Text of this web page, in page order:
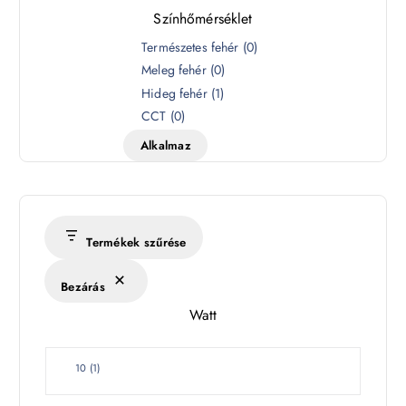
Színhőmérséklet
é
s
k
Természetes fehér (0)
Meleg fehér (0)
Hideg fehér (1)
CCT (0)
Alkalmaz
Termékek szűrése
Bezárás
Watt
W10 (1)